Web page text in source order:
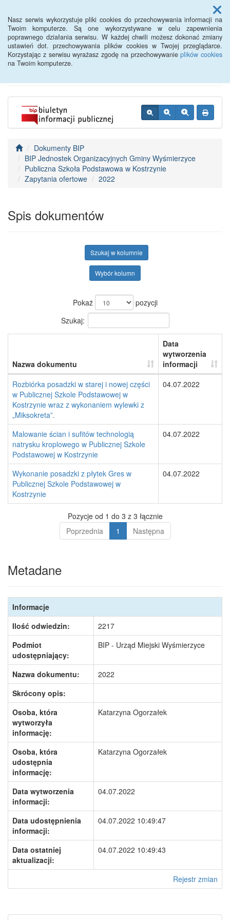
Nasz serwis wykorzystuje pliki cookies do przechowywania informacji na
Twoim komputerze. Są one wykorzystywane w celu zapewnienia
poprawnego działania serwisu. W każdej chwili możesz dokonać zmiany
ustawień dot. przechowywania plików cookies w Twojej przeglądarce.
Korzystając z serwisu wyrażasz zgodę na przechowywanieplików cookies
na Twoim komputerze.
Menu
BIP - Urząd Miejski
Wyśmierzyce
Dokumenty BIP
BIP Jednostek Organizacyjnych Gminy Wyśmierzyce
Publiczna Szkoła Podstawowa w Kostrzynie
Zapytania ofertowe
2022
Spis dokumentów
Szukaj w kolumnie
Wybór kolumn
Pokaż
pozycji
Szukaj:
Nazwa dokumentu
Data
wytworzenia
informacji
Rozbiórka posadzki w starej i nowej części
w Publicznej Szkole Podstawowej w
Kostrzynie wraz z wykonaniem wylewki z
„Miksokreta”.
04.07.2022
Malowanie ścian i sufitów technologią
natrysku kroplowego w Publicznej Szkole
Podstawowej w Kostrzynie
04.07.2022
Wykonanie posadzki z płytek Gres w
Publicznej Szkole Podstawowej w
Kostrzynie
04.07.2022
Pozycje od 1 do 3 z 3 łącznie
Poprzednia
1 Następna
Metadane
Informacje
Ilość odwiedzin:
2217
Podmiot
udostępniający:
BIP - Urząd Miejski Wyśmierzyce
Nazwa dokumentu:
2022
Skrócony opis:
Osoba, która
wytworzyła
informację:
Katarzyna Ogorzałek
Osoba, która
udostępnia
informację:
Katarzyna Ogorzałek
Data wytworzenia
informacji:
04.07.2022
Data udostępnienia
informacji:
04.07.2022 10:49:47
Data ostatniej
aktualizacji:
04.07.2022 10:49:43
Rejestr zmian